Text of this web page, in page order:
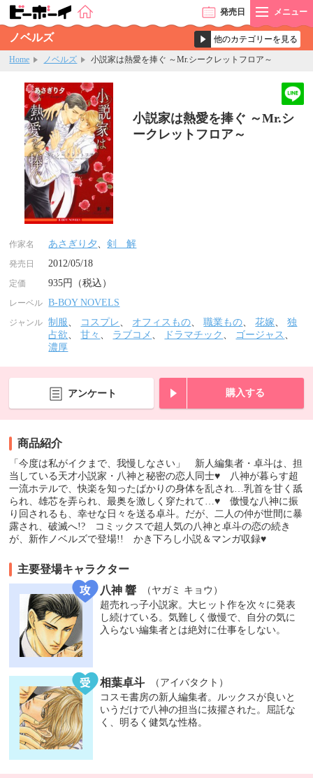
発売日 メニュー
ノベルズ
Home ノベルズ 小説家は熱愛を捧ぐ ～Mr.シークレットフロア～
小説家は熱愛を捧ぐ ～Mr.シ
ークレットフロア～
作家名 あさぎり夕、剣 解
発売日 2012/05/18
定価 935円（税込）
レーベル B-BOY NOVELS
ジャンル 制服、 コスプレ 、 オフィスもの、職業もの、花嫁、独
占欲、甘々 、 ラブコメ 、 ドラマチック 、 ゴージャス 、
濃厚
アンケート 購入する
商品紹介
「今度は私がイクまで、我慢しなさい」 新人編集者・卓斗は、担
当している天才小説家・八神と秘密の恋人同士♥ 八神が暮らす超
一流ホテルで、快楽を知ったばかりの身体を乱され…乳首を甘く舐
られ、雄芯を弄られ、最奥を激しく穿たれて…♥ 傲慢な八神に振
り回されるも、幸せな日々を送る卓斗。だが、二人の仲が世間に暴
露され、破滅へ!? コミックスで超人気の八神と卓斗の恋の続き
が、新作ノベルズで登場!! かき下ろし小説＆マンガ収録♥
主要登場キャラクター
八神 響
（ヤガミ キョウ）
超売れっ子小説家。大ヒット作を次々に発表
し続けている。気難しく傲慢で、自分の気に
入らない編集者とは絶対に仕事をしない。
相葉卓斗
（アイバタクト）
コスモ書房の新人編集者。ルックスが良いと
いうだけで八神の担当に抜擢された。屈託な
く、明るく健気な性格。